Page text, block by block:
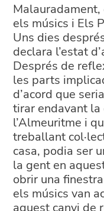
els músics i Els
Uns dies
declara l’estat
Després de
les parts
d’acord que
tirar endavant la
l’Almeuritme i
treballant
casa, podia ser
la gent en
obrir una
els músics van
aquest canvi de